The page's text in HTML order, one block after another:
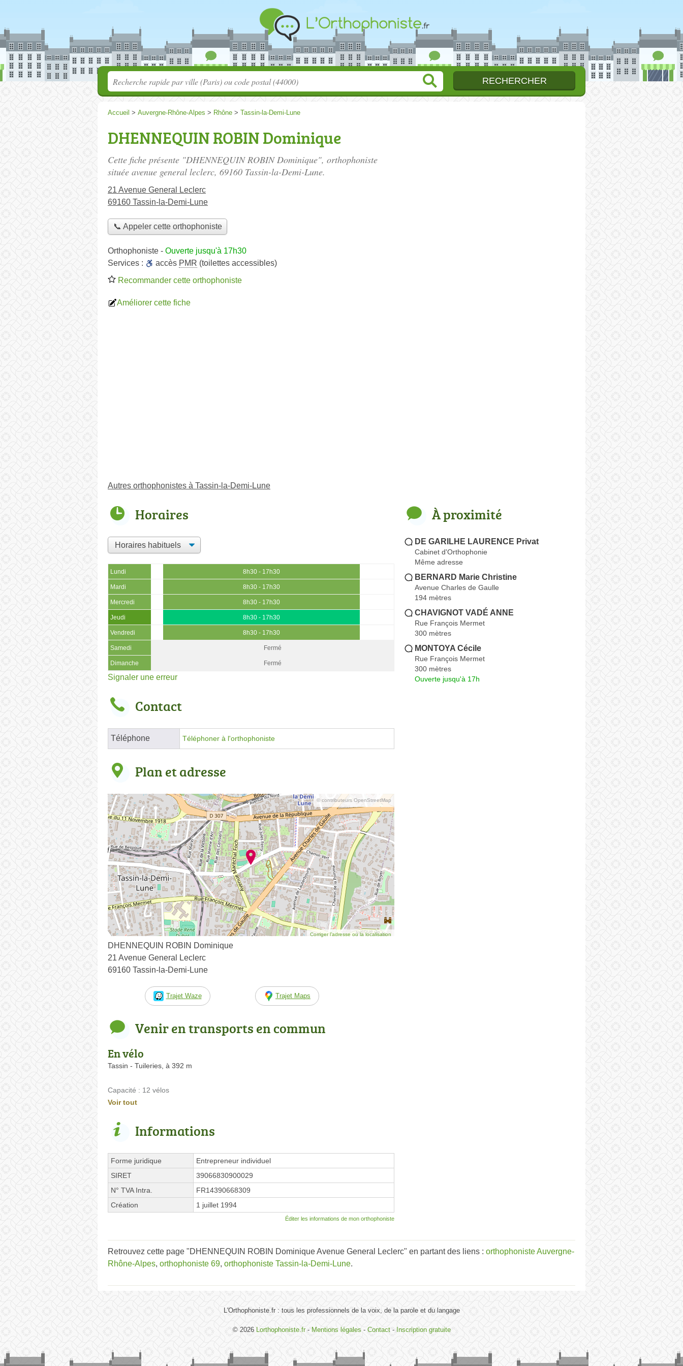
Accueil > Auvergne-Rhône-Alpes > Rhône > Tassin-la-Demi-Lune
DHENNEQUIN ROBIN Dominique
Cette fiche présente "DHENNEQUIN ROBIN Dominique", orthophoniste
située avenue general leclerc, 69160 Tassin-la-Demi-Lune.
21 Avenue General Leclerc
69160 Tassin-la-Demi-Lune
📞 Appeler cette orthophoniste
Orthophoniste - Ouverte jusqu'à 17h30
Services :
accès PMR (toilettes accessibles)
Recommander cette orthophoniste
Améliorer cette fiche
Autres orthophonistes à Tassin-la-Demi-Lune
Horaires
Lundi 8h30 - 17h30
Mardi 8h30 - 17h30
Mercredi 8h30 - 17h30
Jeudi 8h30 - 17h30
Vendredi 8h30 - 17h30
Samedi Fermé
Dimanche Fermé
Signaler une erreur
Contact
Téléphone Téléphoner à l'orthophoniste
Plan et adresse
© contributeurs OpenStreetMap
Corriger l’adresse ou la localisation
DHENNEQUIN ROBIN Dominique
21 Avenue General Leclerc
69160 Tassin-la-Demi-Lune
Trajet Waze Trajet Maps
Venir en transports en commun
En vélo
Tassin - Tuileries, à 392 m
Capacité : 12 vélos
Voir tout
Informations
Forme juridique
Entrepreneur individuel
SIRET
39066830900029
N° TVA Intra.
FR14390668309
Création
1 juillet 1994
Éditer les informations de mon orthophoniste
À proximité
DE GARILHE LAURENCE Privat
Cabinet d'Orthophonie
Même adresse
BERNARD Marie Christine
Avenue Charles de Gaulle
194 mètres
CHAVIGNOT VADÉ ANNE
Rue François Mermet
300 mètres
MONTOYA Cécile
Rue François Mermet
300 mètres
Ouverte jusqu'à 17h
Retrouvez cette page "DHENNEQUIN ROBIN Dominique Avenue General Leclerc" en partant des liens : orthophoniste Auvergne-
Rhône-Alpes, orthophoniste 69, orthophoniste Tassin-la-Demi-Lune.
L'Orthophoniste.fr : tous les professionnels de la voix, de la parole et du langage
© 2026 Lorthophoniste.fr - Mentions légales - Contact- Inscription gratuite